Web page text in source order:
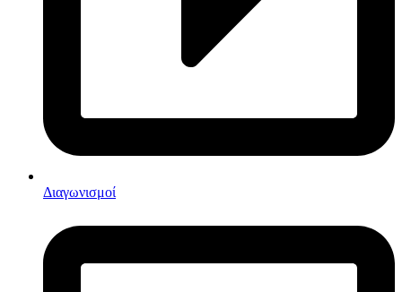
Διαγωνισμοί